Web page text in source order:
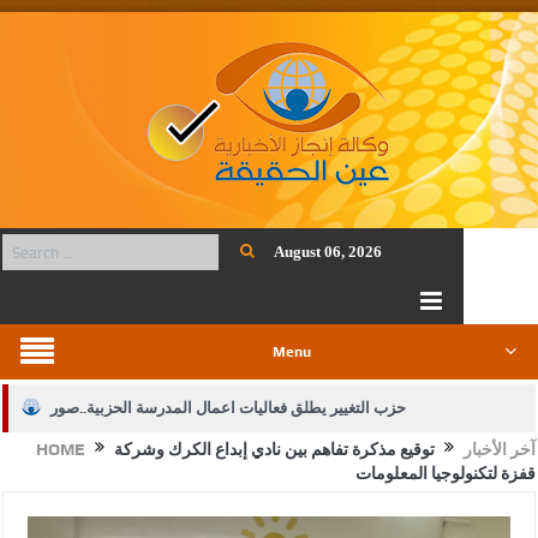
August 06, 2026
Menu
حزب التغيير يطلق فعاليات اعمال المدرسة الحزبية..صور
الجيش يفتح باب التجنيد لحملة البكالوريوس في الحقوق والقانون
HOME آخر الأخبار
توقيع مذكرة تفاهم بين نادي إبداع الكرك وشركة
قفزة لتكنولوجيا المعلومات